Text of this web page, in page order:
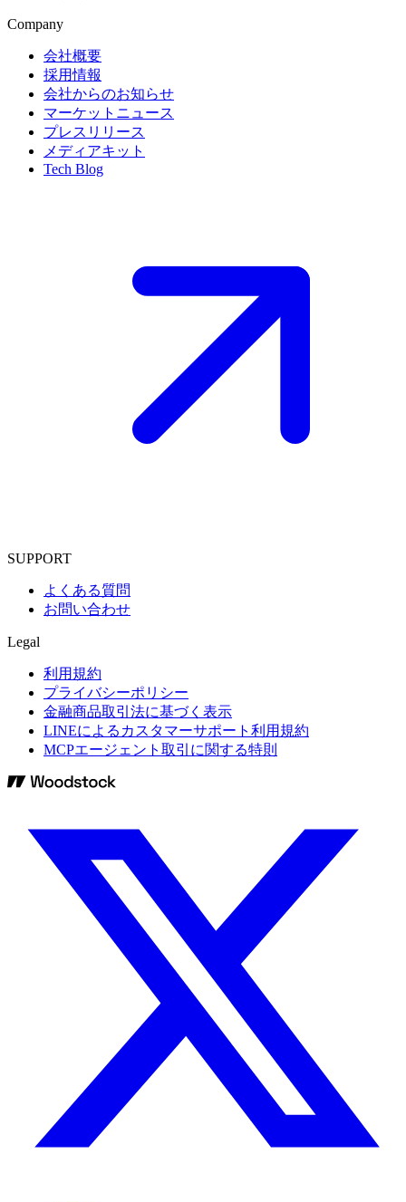
Company
会社概要
採用情報
会社からのお知らせ
マーケットニュース
プレスリリース
メディアキット
Tech Blog
SUPPORT
よくある質問
お問い合わせ
Legal
利用規約
プライバシーポリシー
金融商品取引法に基づく表示
LINEによるカスタマーサポート利用規約
MCPエージェント取引に関する特則